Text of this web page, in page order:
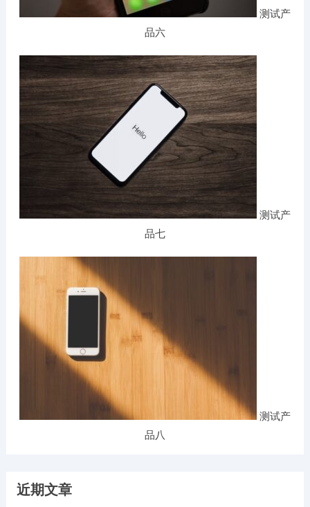
测试产
品六
测试产
品七
测试产
品八
近期文章